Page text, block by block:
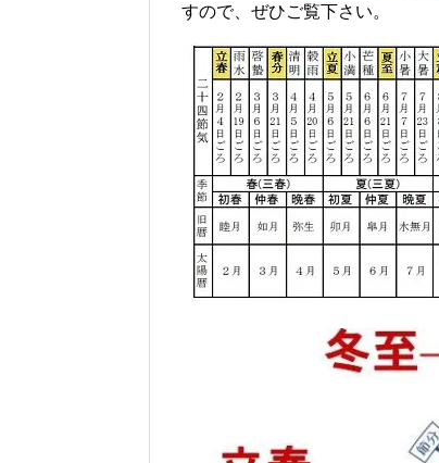
すので、ぜひご覧下さい。